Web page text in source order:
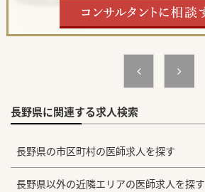
長野県に関連する求人検索
長野県の市区町村の医師求人を探す
長野県以外の近隣エリアの医師求人を探す